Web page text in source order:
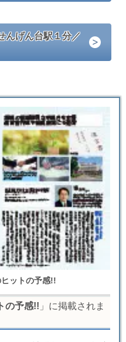
んげん台駅１分／
ットの予感!!
の予感!! 」に掲載されま